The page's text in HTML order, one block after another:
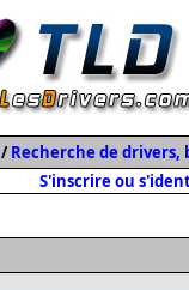
/Recherche de drivers,
S'inscrire ou